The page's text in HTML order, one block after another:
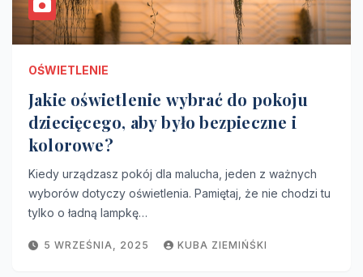
OŚWIETLENIE
Jakie oświetlenie wybrać do pokoju
dziecięcego, aby było bezpieczne i
kolorowe?
Kiedy urządzasz pokój dla malucha, jeden z ważnych
wyborów dotyczy oświetlenia. Pamiętaj, że nie chodzi tu
tylko o ładną lampkę…
5 WRZEŚNIA, 2025 KUBA ZIEMIŃŚKI